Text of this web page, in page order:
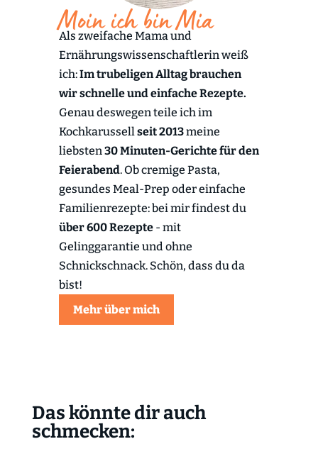
Moin ich bin Mia
Als zweifache Mama und
Ernährungswissenschaftlerin weiß
ich:Im trubeligen Alltag brauchen
wir schnelle und einfache Rezepte.
Genau deswegen teile ich im
Kochkarussellseit 2013meine
liebsten30 Minuten-Gerichte für den
Feierabend. Ob cremige Pasta,
gesundes Meal-Prep oder einfache
Familienrezepte: bei mir findest du
über 600 Rezepte- mit
Gelinggarantie und ohne
Schnickschnack. Schön, dass du da
bist!
Mehr über mich
Das könnte dir auch
schmecken: